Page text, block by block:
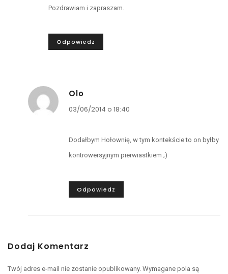
Pozdrawiam i zapraszam.
Odpowiedz
Olo
03/06/2014 o 18:40
Dodałbym Hołownię, w tym kontekście to on byłby
kontrowersyjnym pierwiastkiem ;)
Odpowiedz
Dodaj Komentarz
Twój adres e-mail nie zostanie opublikowany. Wymagane pola są